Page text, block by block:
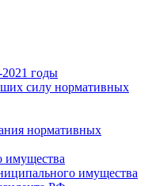
годы
силу нормативных
нормативных
имущества
имущества